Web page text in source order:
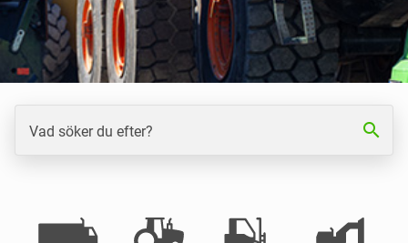
Vad söker du efter? search